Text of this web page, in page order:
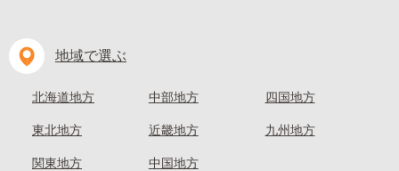
地域で選ぶ
北海道地方
東北地方
関東地方
中部地方
近畿地方
中国地方
四国地方
九州地方